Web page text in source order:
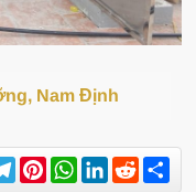
Nam Định
Telegram
PinterestWhatsApp
LinkedIn
Reddit